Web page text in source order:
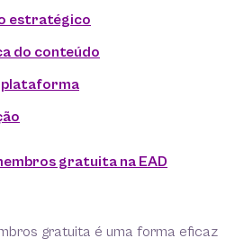
estratégico
do conteúdo
plataforma
gratuita na EAD
gratuita é uma forma eficaz